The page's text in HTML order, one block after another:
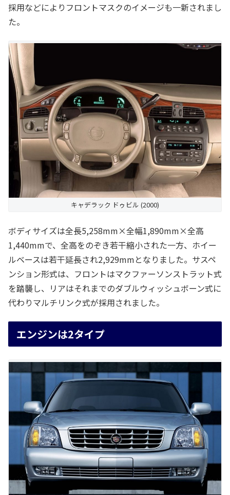
採用などによりフロントマスクのイメージも一新されまし
た。
キャデラック ドゥビル (2000)
ボディサイズは全長5,258mm×全幅1,890mm×全高
1,440mmで、全高をのぞき若干縮小された一方、ホイー
ルベースは若干延長され2,929mmとなりました。サスペ
ンション形式は、フロントはマクファーソンストラット式
を踏襲し、リアはそれまでのダブルウィッシュボーン式に
代わりマルチリンク式が採用されました。
エンジンは2タイプ